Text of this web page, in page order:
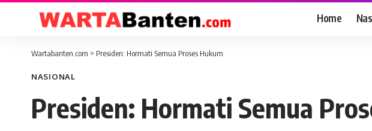
Home
Wartabanten.com > Presiden: Hormati Semua Proses Hukum
NASIONAL
Presiden: Hormati Semua